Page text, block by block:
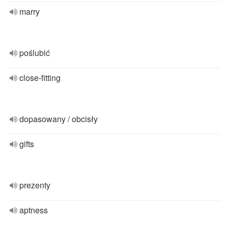
marry
poślubić
close-fitting
dopasowany / obcisły
gifts
prezenty
aptness